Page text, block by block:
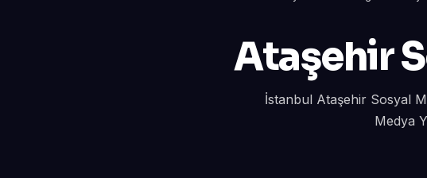
Ataşehir
İstanbul Ataşehir Sosyal
Medya